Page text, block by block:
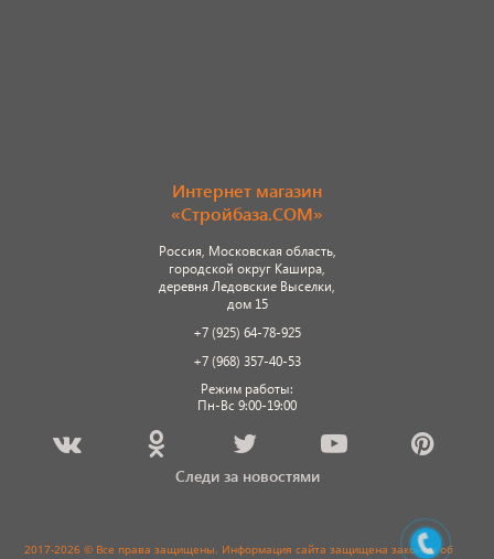
Интернет магазин
«Стройбаза.COM»
Россия, Московская область,
городской округ Кашира,
деревня Ледовские Выселки,
дом 15
+7 (925) 64-78-925
+7 (968) 357-40-53
Режим работы:
Пн-Вс 9:00-19:00
Следи за новостями
2017-2026 © Все права защищены. Информация сайта защищена законом об